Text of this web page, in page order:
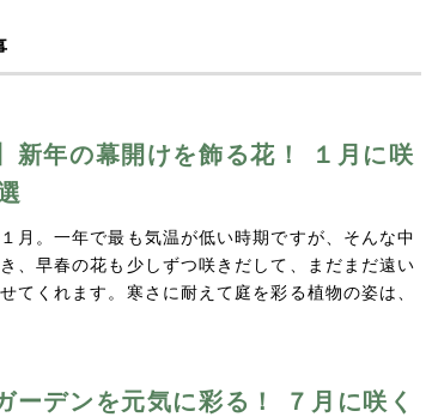
新年の幕開けを飾る花！ １月に咲
月。一年で最も気温が低い時期ですが、そんな中
、早春の花も少しずつ咲きだして、まだまだ遠い
てくれます。寒さに耐えて庭を彩る植物の姿は、
ーデンを元気に彩る！ ７月に咲く